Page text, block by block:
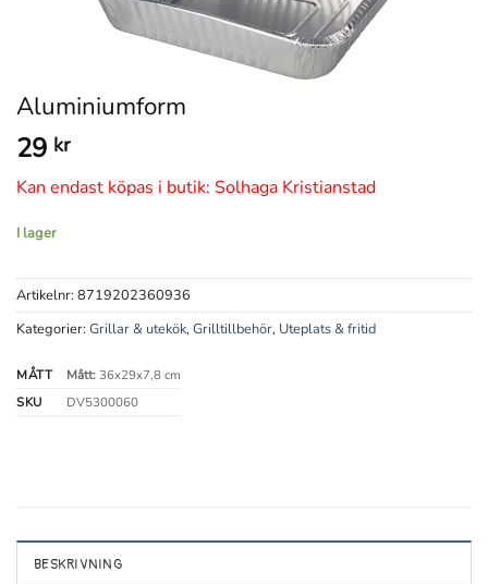
Aluminiumform
29 kr
Kan endast köpas i butik: Solhaga Kristianstad
I lager
Artikelnr: 8719202360936
Kategorier: Grillar & utekök,Grilltillbehör, Uteplats & fritid
MÅTT Mått:36x29x7,8 cm
SKU
DV5300060
BESKRIVNING